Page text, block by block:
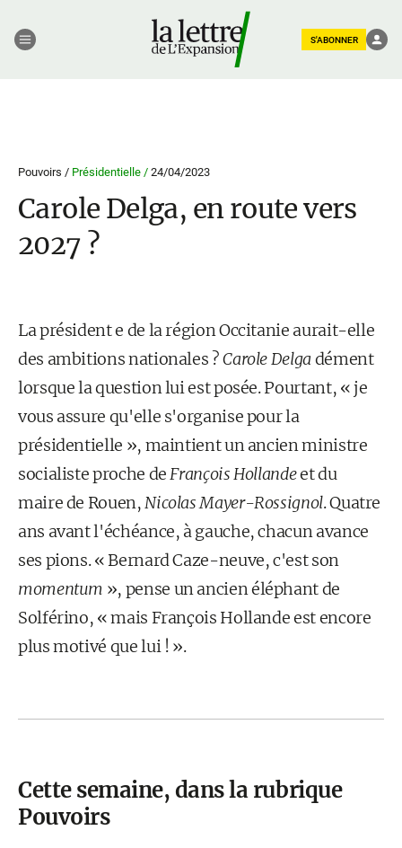
S'ABONNER
Pouvoirs / Présidentielle / 24/04/2023
Carole Delga, en route vers
2027 ?
La président e de la région Occitanie aurait-elle
des ambitions nationales ?Carole Delgadément
lorsque la question lui est posée. Pourtant, « je
vous assure qu'elle s'organise pour la
présidentielle », maintient un ancien ministre
socialiste proche deFrançois Hollandeet du
maire de Rouen,Nicolas Mayer-Rossignol. Quatre
ans avant l'échéance, à gauche, chacun avance
ses pions. « Bernard Caze-neuve, c'est son
momentum », pense un ancien éléphant de
Solférino, « mais François Hollande est encore
plus motivé que lui ! ».
Cette semaine, dans la rubrique
Pouvoirs